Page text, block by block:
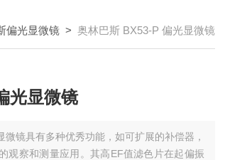
偏光显微镜 > 奥林巴斯 BX53-P 偏光显微镜
光显微镜
镜具有多种优秀功能，如可扩展的补偿器，
观察和测量应用。其高EF值滤色片在起偏振